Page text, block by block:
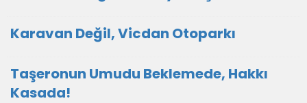
Karavan Değil, Vicdan Otoparkı
Taşeronun Umudu Beklemede, Hakkı
Kasada!